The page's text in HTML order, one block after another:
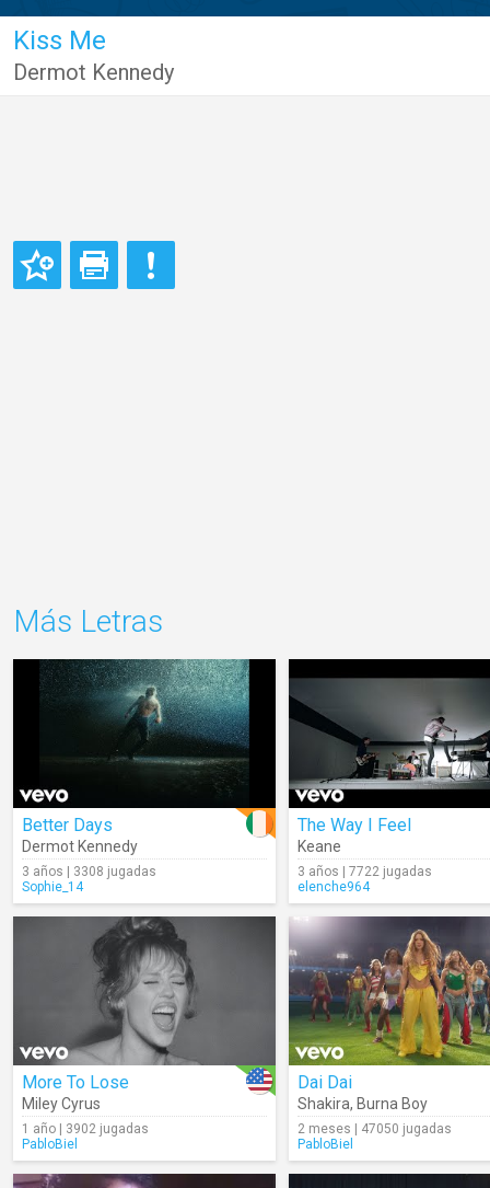
Kiss Me
Dermot Kennedy
Más Letras
Better Days
Dermot Kennedy
3 años | 3308 jugadas
Sophie_14
The Way I Feel
Keane
3 años | 7722 jugadas
elenche964
More To Lose
Miley Cyrus
1 año | 3902 jugadas
PabloBiel
Dai Dai
Shakira, Burna Boy
2 meses | 47050 jugadas
PabloBiel